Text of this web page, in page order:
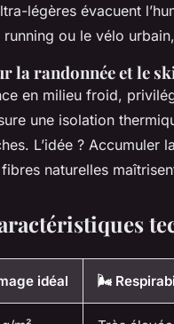
légères évacuent
ou le vélo
la randonnée et le
en milieu froid,
une isolation
L’idée ? Accumuler
naturelles
idéal 🌬️